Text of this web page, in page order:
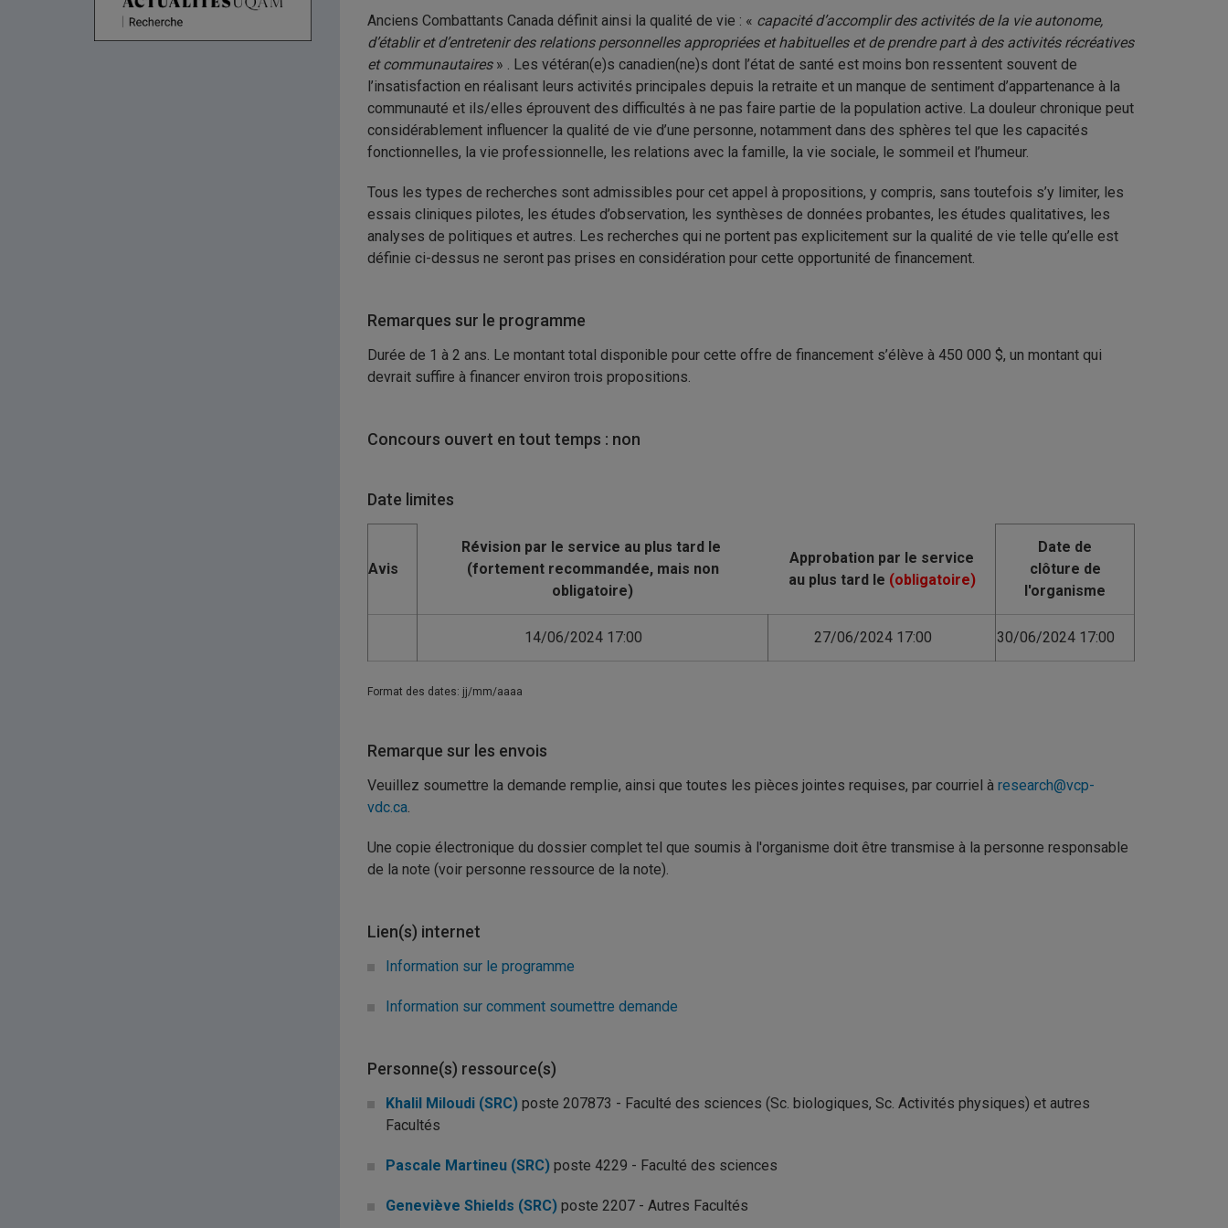
Anciens Combattants Canada définit ainsi la qualité de vie : « capacité d’accomplir des activités de la vie autonome,
d’établir et d’entretenir des relations personnelles appropriées et habituelles et de prendre part à des activités récréatives
et communautaires » . Les vétéran(e)s canadien(ne)s dont l’état de santé est moins bon ressentent souvent de
l’insatisfaction en réalisant leurs activités principales depuis la retraite et un manque de sentiment d’appartenance à la
communauté et ils/elles éprouvent des difficultés à ne pas faire partie de la population active. La douleur chronique peut
considérablement influencer la qualité de vie d’une personne, notamment dans des sphères tel que les capacités
fonctionnelles, la vie professionnelle, les relations avec la famille, la vie sociale, le sommeil et l’humeur.
Tous les types de recherches sont admissibles pour cet appel à propositions, y compris, sans toutefois s’y limiter, les
essais cliniques pilotes, les études d’observation, les synthèses de données probantes, les études qualitatives, les
analyses de politiques et autres. Les recherches qui ne portent pas explicitement sur la qualité de vie telle qu’elle est
définie ci-dessus ne seront pas prises en considération pour cette opportunité de financement.
Remarques sur le programme
Durée de 1 à 2 ans. Le montant total disponible pour cette offre de financement s’élève à 450 000 $, un montant qui
devrait suffire à financer environ trois propositions.
Concours ouvert en tout temps : non
Date limites
Avis
Date de
clôture de
l'organisme
14/06/2024 17:00 27/06/2024 17:00 30/06/2024 17:00
Format des dates: jj/mm/aaaa
Remarque sur les envois
Veuillez soumettre la demande remplie, ainsi que toutes les pièces jointes requises, par courriel à research@vcp-
vdc.ca.
Une copie électronique du dossier complet tel que soumis à l'organisme doit être transmise à la personne responsable
de la note (voir personne ressource de la note).
Lien(s) internet
Information sur le programme
Information sur comment soumettre demande
Personne(s) ressource(s)
Khalil Miloudi (SRC) poste 207873 - Faculté des sciences (Sc. biologiques, Sc. Activités physiques) et autres
Facultés
Pascale Martineu (SRC) poste 4229 - Faculté des sciences
Geneviève Shields (SRC) poste 2207 - Autres Facultés